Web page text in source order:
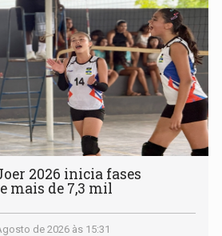
2026 inicia fases
mais de 7,3 mil
de 2026 às 15:31